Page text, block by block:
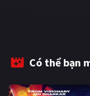
Có thể bạn